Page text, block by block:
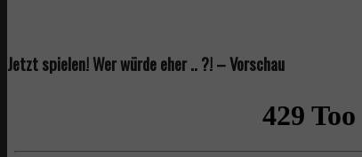
Jetzt spielen! Wer würde eher .. ?! – Vorschau